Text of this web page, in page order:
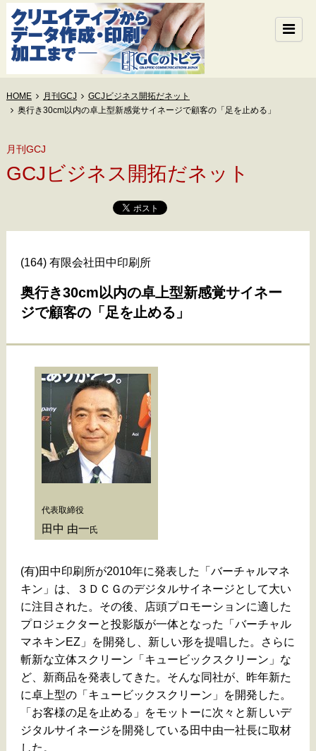
HOME 月刊GCJ
GCJビジネス開拓だネット
奥行き30cm以内の卓上型新感覚サイネージで顧客の「足を止める」
月刊GCJ
GCJビジネス開拓だネット
(164) 有限会社田中印刷所
奥行き30cm以内の卓上型新感覚サイネー
ジで顧客の「足を止める」
代表取締役
田中 由一 氏
(有)田中印刷所が2010年に発表した「バーチャルマネ
キン」は、３ＤＣＧのデジタルサイネージとして大い
に注目された。その後、店頭プロモーションに適した
プロジェクターと投影版が一体となった「バーチャル
マネキンEZ」を開発し、新しい形を提唱した。さらに
斬新な立体スクリーン「キュービックスクリーン」な
ど、新商品を発表してきた。そんな同社が、昨年新た
に卓上型の「キュービックスクリーン」を開発した。
「お客様の足を止める」をモットーに次々と新しいデ
ジタルサイネージを開発している田中由一社長に取材
した。